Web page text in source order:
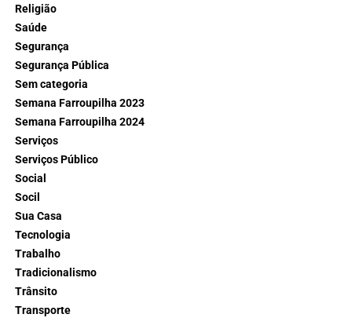
Religião
Saúde
Segurança
Segurança Pública
Sem categoria
Semana Farroupilha 2023
Semana Farroupilha 2024
Serviços
Serviços Público
Social
Socil
Sua Casa
Tecnologia
Trabalho
Tradicionalismo
Trânsito
Transporte